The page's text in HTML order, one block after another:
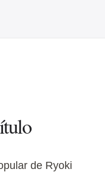
de Ryoki